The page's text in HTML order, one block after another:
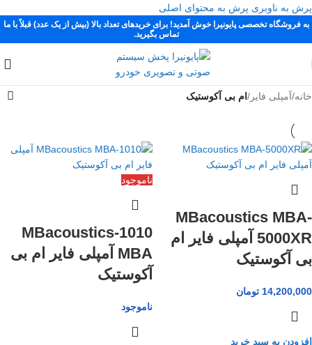
پرش به ناوبری پرش به محتوای اصلی
به فروشگاه تخصصی پایونیرا خوش آمدید! برای خریدهای تعداد بالا (بیش از یک عدد) قبلاً با ما
تماس بگیرید.
خانه/آمپلی فایر / ام بی آکوستیک
MBacoustics MBA-
5000XR آمپلی فایر ام
بی آکوستیک
14,200,000 تومان
افزودن به سبد خرید
ناموجود
1010-MBacoustics
MBA آمپلی فایر ام بی
آکوستیک
ناموجود